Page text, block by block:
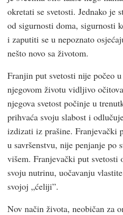
okretati se svetosti. Jednako je
od sigurnosti doma, sigurnosti
i zaputiti se u nepoznato
nešto novo sa životom.
Franjin put svetosti nije počeo
njegovom životu vidljivo
njegova svetost počinje u
prihvaća svoju slabost i
izdizati iz prašine. Franjevački
u savršenstvu, nije penjanje po
višem. Franjevački put svetosti
svoju nutrinu, uočavanju
svojoj „ćeliji”.
Nov način života, neobičan za